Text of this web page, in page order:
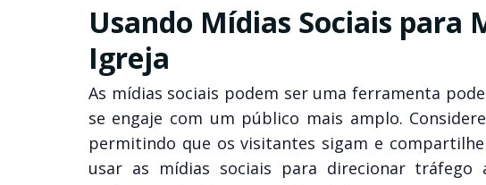
Usando Mídias Sociais para
Igreja
As mídias sociais podem ser uma ferramenta
se engaje com um público mais amplo.
permitindo que os visitantes sigam e
usar as mídias sociais para direcionar